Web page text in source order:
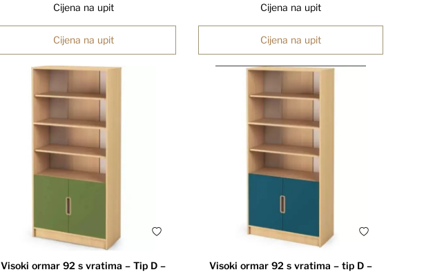
Cijena na upit
Cijena na upit
Cijena na upit
Cijena na upit
Visoki ormar 92 s vratima – Tip D –
Visoki ormar 92 s vratima – tip D –